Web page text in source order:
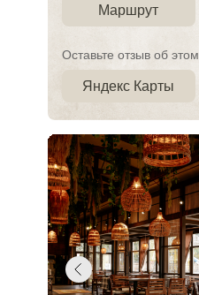
Маршрут
Оставьте отзыв об
Яндекс Карты